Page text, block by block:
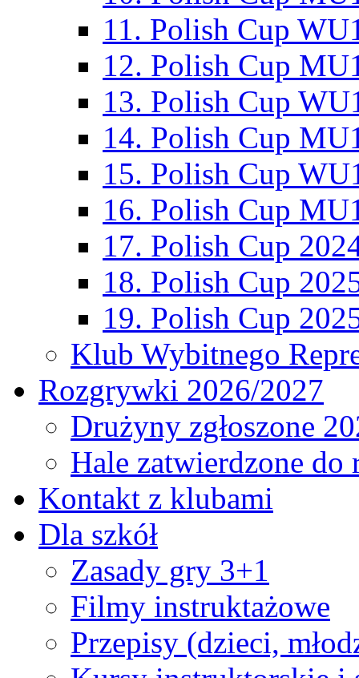
11. Polish Cup
12. Polish Cup
13. Polish Cup
14. Polish Cup
15. Polish Cup
16. Polish Cup
17. Polish Cup
18. Polish Cup
19. Polish Cup
Klub Wybitnego
Rozgrywki 2026/2027
Drużyny zgłoszone
Hale zatwierdzone
Kontakt z klubami
Dla szkół
Zasady gry 3+1
Filmy instruktażowe
Przepisy (dzieci,